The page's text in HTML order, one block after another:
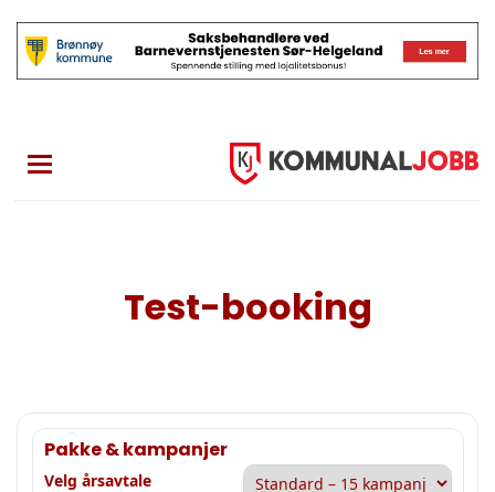
Skip
main
Test-booking
Pakke & kampanjer
Velg årsavtale